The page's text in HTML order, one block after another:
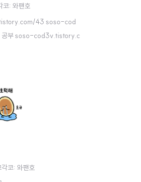
: 와팬호
43 soso-cod
부 soso-cod3v.tistory.c
코: 와팬호